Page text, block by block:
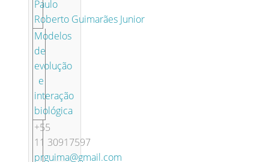
Paulo
Roberto Guimarães Junior
Modelos
de
evolução
e
interação
biológica
+55
11 30917597
prguima@gmail.com